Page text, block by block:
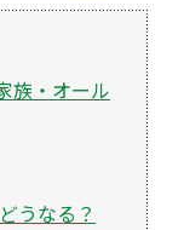
族・オール
うなる？